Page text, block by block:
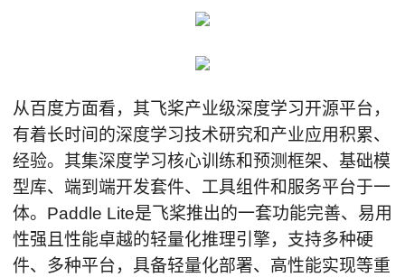
从百度方面看，其飞桨产业级深度学习开源平台，
有着长时间的深度学习技术研究和产业应用积累、
经验。其集深度学习核心训练和预测框架、基础模
型库、端到端开发套件、工具组件和服务平台于一
体。Paddle Lite是飞桨推出的一套功能完善、易用
性强且性能卓越的轻量化推理引擎，支持多种硬
件、多种平台，具备轻量化部署、高性能实现等重